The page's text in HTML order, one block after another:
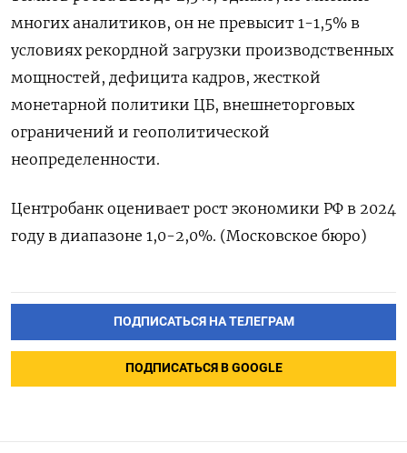
многих аналитиков, он не превысит 1-1,5% в
условиях рекордной загрузки производственных
мощностей, дефицита кадров, жесткой
монетарной политики ЦБ, внешнеторговых
ограничений и геополитической
неопределенности.
Центробанк оценивает рост экономики РФ в 2024
году в диапазоне 1,0-2,0%. (Московское бюро)
ПОДПИСАТЬСЯ НА ТЕЛЕГРАМ
ПОДПИСАТЬСЯ В GOOGLE